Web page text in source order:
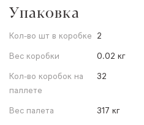
Упаковка
Кол-во шт в коробке 2
Вес коробки
0.02 кг
Кол-во коробок на
паллете
32
Вес палета
317 кг